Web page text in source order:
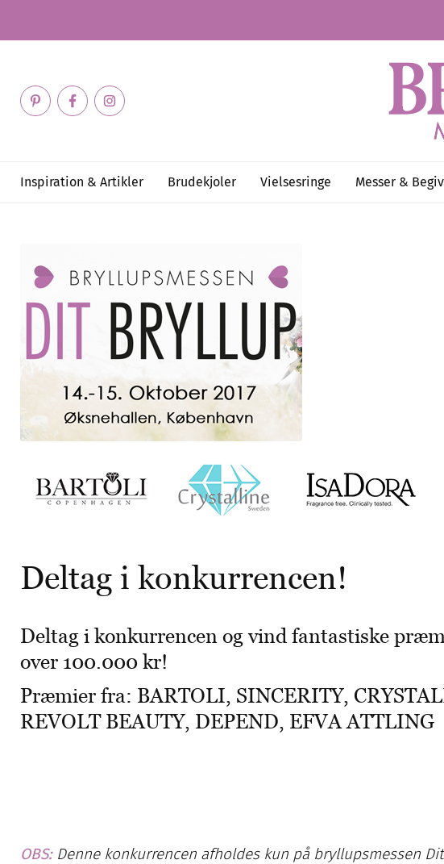
Inspiration & Artikler Brudekjoler Vielsesringe Messer &
Deltag i konkurrencen!
Deltag i konkurrencen og vind fantastiske
over 100.000 kr!
Præmier fra: BARTOLI, SINCERITY,
REVOLT BEAUTY, DEPEND, EFVA ATTLING
OBS:Denne konkurrencen afholdes kun på bryllupsmessen Dit